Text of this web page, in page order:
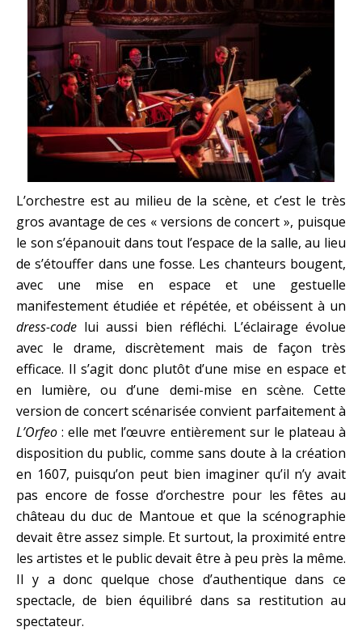
L’orchestre est au milieu de la scène, et c’est le très
gros avantage de ces « versions de concert », puisque
le son s’épanouit dans tout l’espace de la salle, au lieu
de s’étouffer dans une fosse. Les chanteurs bougent,
avec une mise en espace et une gestuelle
manifestement étudiée et répétée, et obéissent à un
dress-code lui aussi bien réfléchi. L’éclairage évolue
avec le drame, discrètement mais de façon très
efficace. Il s’agit donc plutôt d’une mise en espace et
en lumière, ou d’une demi-mise en scène. Cette
version de concert scénarisée convient parfaitement à
L’Orfeo : elle met l’œuvre entièrement sur le plateau à
disposition du public, comme sans doute à la création
en 1607, puisqu’on peut bien imaginer qu’il n’y avait
pas encore de fosse d’orchestre pour les fêtes au
château du duc de Mantoue et que la scénographie
devait être assez simple. Et surtout, la proximité entre
les artistes et le public devait être à peu près la même.
Il y a donc quelque chose d’authentique dans ce
spectacle, de bien équilibré dans sa restitution au
spectateur.